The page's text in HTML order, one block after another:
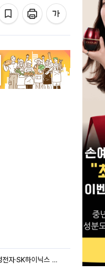
[베스트&워스트] 삼성전자·SK하이닉스 밀린 한 주…상상인증권은 85% 급등